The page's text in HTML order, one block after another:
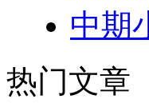
中期
热门文章